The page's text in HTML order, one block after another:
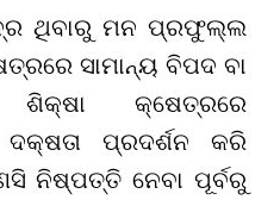
ଥିବାରୁ ମନ ପ୍ରଫୁଲ୍ଲ
ସାମାନ୍ୟ ବିପଦ ବା
ଶିକ୍ଷା କ୍ଷେତ୍ରରେ
ଦକ୍ଷତା ପ୍ରଦର୍ଶନ କରି
ନିଷ୍ପତ୍ତି ନେବା ପୂର୍ବରୁ